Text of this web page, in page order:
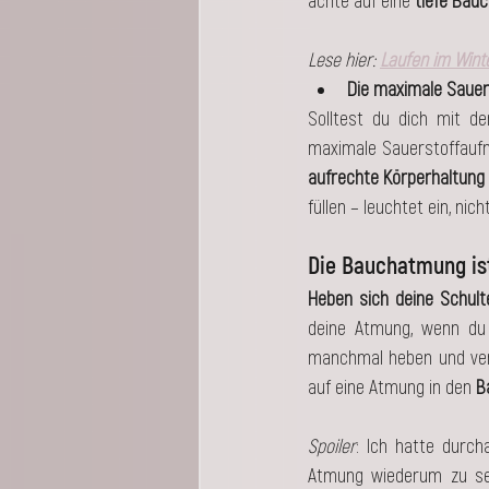
Lese hier: Laufen im
Die maximale
Solltest du dich mit
maximale
aufrechte Körperhaltung
füllen – leuchtet ein,
Die Bauchatmung
Heben sich deine
deine Atmung, wenn
manchmal heben und
auf eine Atmung in den
Spoiler: Ich hatte
Atmung wiederum zu